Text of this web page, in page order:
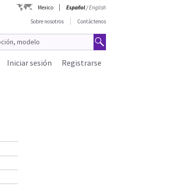
Mexico Español/English
Sobre nosotros
Contáctenos
Registrarse
Iniciar sesión